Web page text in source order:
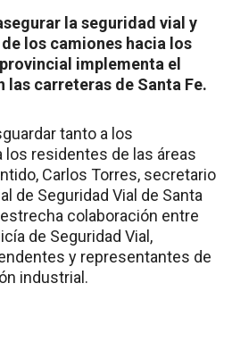
la seguridad vial y
los camiones hacia los
implementa el
las carreteras de Santa Fe.
tanto a los
residentes de las áreas
Carlos Torres, secretario
de Seguridad Vial de Santa
colaboración entre
de Seguridad Vial,
y representantes de
industrial.